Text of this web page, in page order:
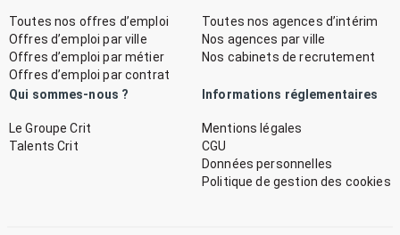
Toutes nos offres d’emploi
Offres d’emploi par ville
Offres d’emploi par métier
Offres d’emploi par contrat
Toutes nos agences d’intérim
Nos agences par ville
Nos cabinets de recrutement
Qui sommes-nous ?
Le Groupe Crit
Talents Crit
Informations réglementaires
Mentions légales
CGU
Données personnelles
Politique de gestion des cookies